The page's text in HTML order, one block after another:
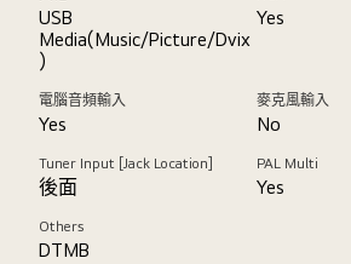
USB
Media(Music/Picture/Dvix
)
Yes
電腦音頻輸入
Yes
麥克風輸入
No
Tuner Input [Jack Location]
後面
PAL Multi
Yes
Others
DTMB